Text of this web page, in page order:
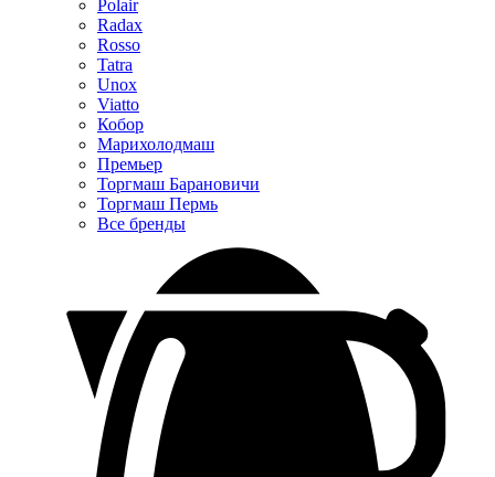
Polair
Radax
Rosso
Tatra
Unox
Viatto
Кобор
Марихолодмаш
Премьер
Торгмаш Барановичи
Торгмаш Пермь
Все бренды